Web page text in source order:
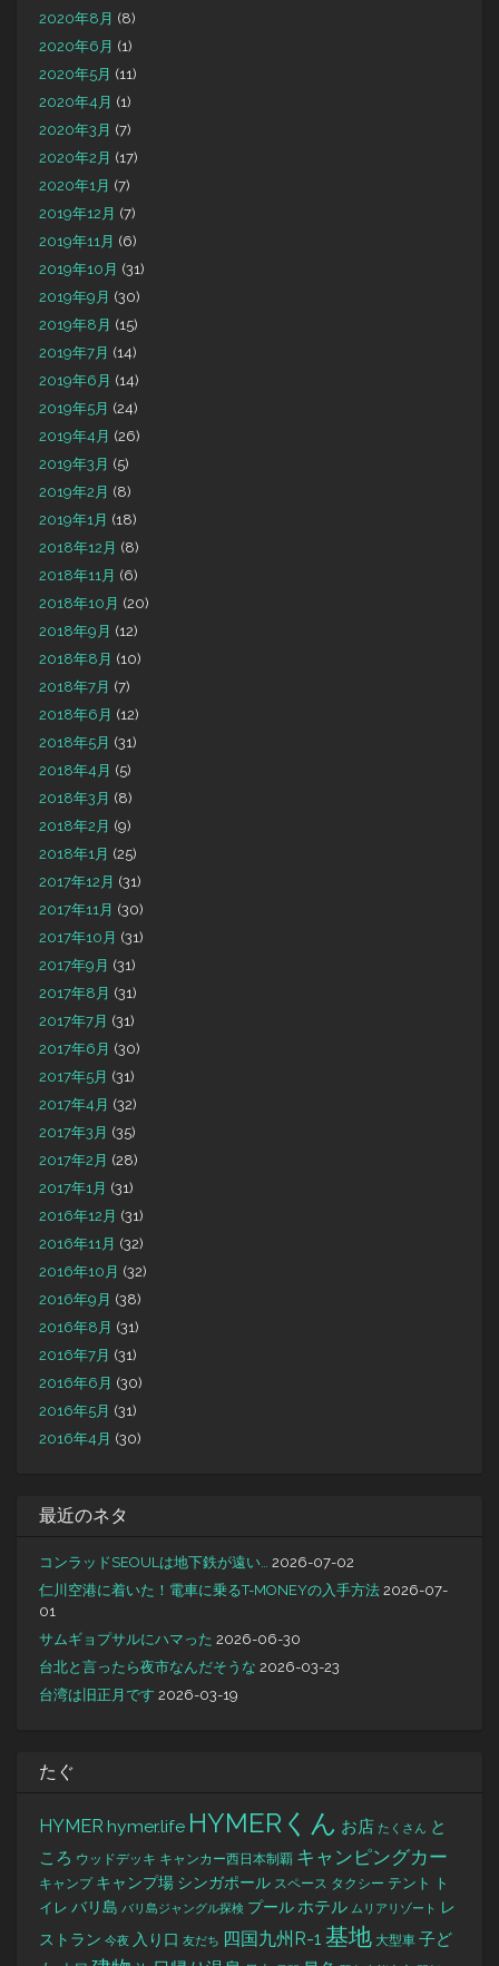
2020年8月 (8)
2020年6月 (1)
2020年5月 (11)
2020年4月 (1)
2020年3月 (7)
2020年2月 (17)
2020年1月 (7)
2019年12月 (7)
2019年11月 (6)
2019年10月 (31)
2019年9月 (30)
2019年8月 (15)
2019年7月 (14)
2019年6月 (14)
2019年5月 (24)
2019年4月 (26)
2019年3月 (5)
2019年2月 (8)
2019年1月 (18)
2018年12月 (8)
2018年11月 (6)
2018年10月 (20)
2018年9月 (12)
2018年8月 (10)
2018年7月 (7)
2018年6月 (12)
2018年5月 (31)
2018年4月 (5)
2018年3月 (8)
2018年2月 (9)
2018年1月 (25)
2017年12月 (31)
2017年11月 (30)
2017年10月 (31)
2017年9月 (31)
2017年8月 (31)
2017年7月 (31)
2017年6月 (30)
2017年5月 (31)
2017年4月 (32)
2017年3月 (35)
2017年2月 (28)
2017年1月 (31)
2016年12月 (31)
2016年11月 (32)
2016年10月 (32)
2016年9月 (38)
2016年8月 (31)
2016年7月 (31)
2016年6月 (30)
2016年5月 (31)
2016年4月 (30)
最近のネタ
コンラッドSEOULは地下鉄が遠い…
2026-07-02
仁川空港に着いた！電車に乗るT-MONEYの入手方法 2026-07-
01
サムギョプサルにハマった 2026-06-30
台北と言ったら夜市なんだそうな 2026-03-23
台湾は旧正月です 2026-03-19
たぐ
HYMER hymer.life HYMERくん お店 たくさん と
ころ ウッドデッキ キャンカー西日本制覇 キャンピングカー
キャンプ キャンプ場 シンガポール スペース タクシー テント
ト
イレ バリ島 バリ島ジャングル探検 プールホテル ムリアリゾート
レ
ストラン 今夜 入り口 友だち 四国九州R-1 基地 大型車 子ど